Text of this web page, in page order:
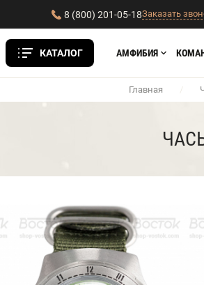
8 (800) 201-05-18Заказать
КАТАЛОГ АМФИБИЯ
Главная /